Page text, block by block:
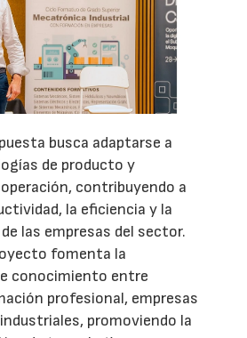
busca adaptarse a
de producto y
contribuyendo a
la eficiencia y la
las empresas del sector.
fomenta la
conocimiento entre
profesional, empresas
promoviendo la